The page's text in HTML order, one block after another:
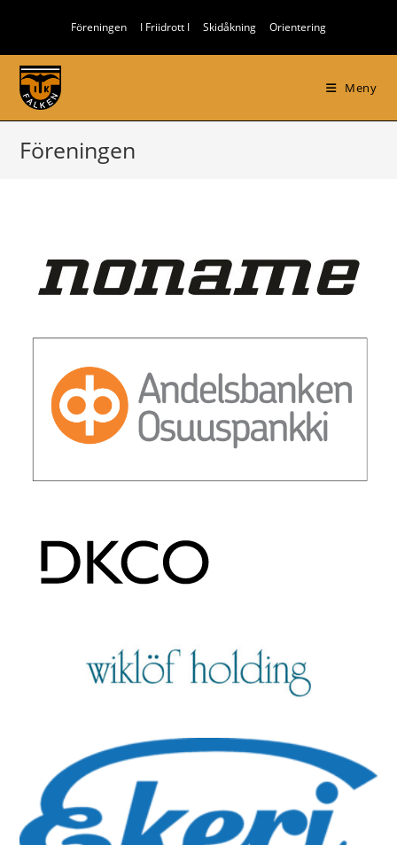
innehållet
Föreningen I Friidrott I Skidåkning Orientering
Meny
Föreningen